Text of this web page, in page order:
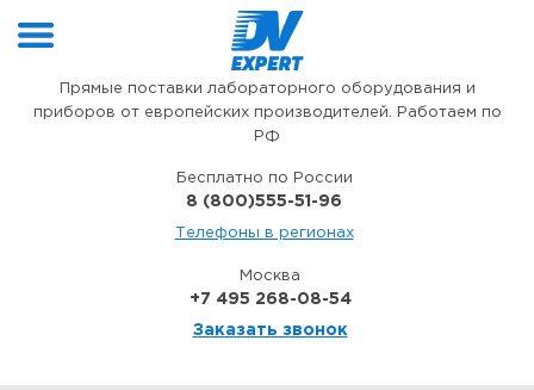
Прямые поставки лабораторного оборудования и
приборов от европейских производителей. Работаем по
РФ
Бесплатно по России
8 (800)555-51-96
Телефоны в регионах
Москва
+7 495 268-08-54
Заказать звонок